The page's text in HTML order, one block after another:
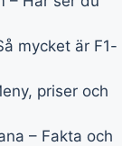
mycket är F1-
priser och
– Fakta och